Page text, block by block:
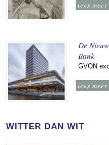
lees
De
Bank
GVON
lees
WITTER DAN WIT